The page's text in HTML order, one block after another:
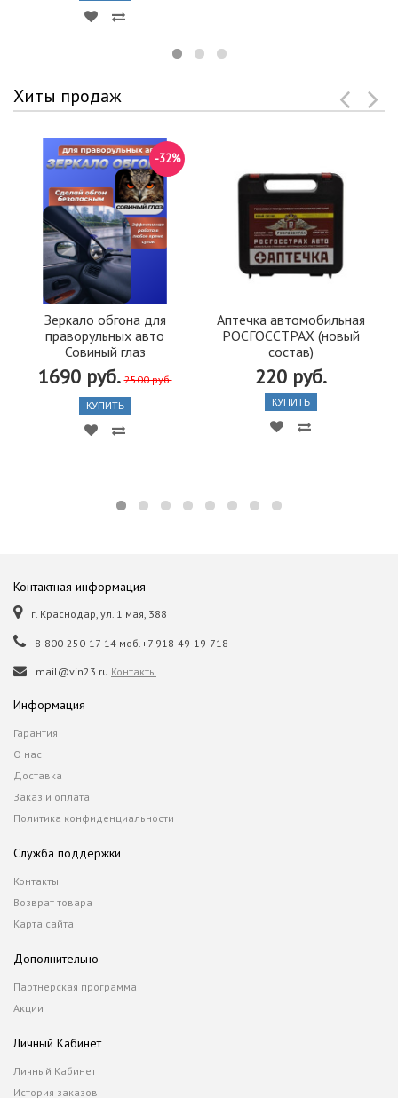
Хиты продаж
Зеркало обгона для
праворульных авто
Совиный глаз
1690 руб. 2500 руб.
-32%
КУПИТЬ
Аптечка автомобильная
РОСГОССТРАХ (новый
состав)
220 руб.
КУПИТЬ
Контактная информация
г. Краснодар, ул. 1 мая, 388
8-800-250-17-14 моб.+7 918-49-19-718
mail@vin23.ru Контакты
Информация
Гарантия
О нас
Доставка
Заказ и оплата
Политика конфиденциальности
Служба поддержки
Контакты
Возврат товара
Карта сайта
Дополнительно
Партнерская программа
Акции
Личный Кабинет
Личный Кабинет
История заказов